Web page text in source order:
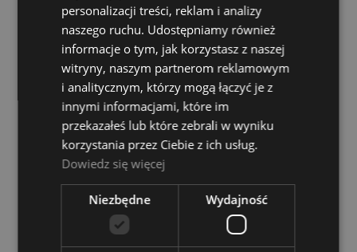
Halifax 1551 54" Buława marszowa
HALIFAX
1 239,00 zł
DO KOSZYKA
personalizacji treści, reklam i analizy
naszego ruchu. Udostępniamy również
informacje o tym, jak korzystasz z naszej
witryny, naszym partnerom reklamowym
i analitycznym, którzy mogą łączyć je z
innymi informacjami, które im
przekazałeś lub które zebrali w wyniku
korzystania przez Ciebie z ich usług.
Dowiedz się więcej
Niezbędne Wydajność